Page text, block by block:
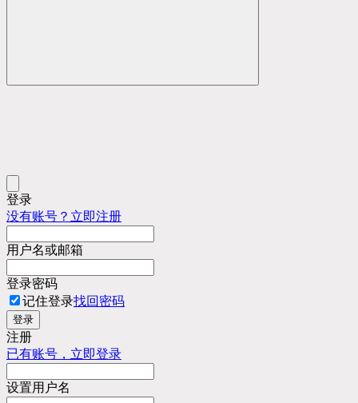
登录
没有账号？立即注册
用户名或邮箱
登录密码
记住登录找回密码
登录
注册
已有账号，立即登录
设置用户名